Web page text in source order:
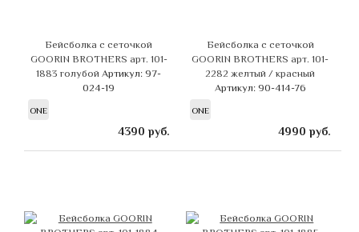
Бейсболка с сеточкой
GOORIN BROTHERS арт. 101-
1883 голубойАртикул: 97-
024-19
ONE
4390 руб.
Бейсболка с сеточкой
GOORIN BROTHERS арт. 101-
2282 желтый / красный
Артикул: 90-414-76
ONE
4990 руб.